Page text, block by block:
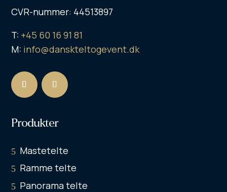
CVR-nummer: 44513897
T: +45 60 16 91 81
M: info@danskteltogevent.dk
Produkter
Mastetelte
Ramme telte
Panorama telte